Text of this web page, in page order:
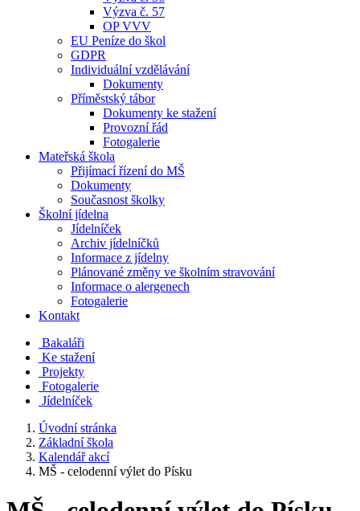
Výzva č. 57
OP VVV
EU Peníze do škol
GDPR
Individuální vzdělávání
Dokumenty
Příměstský tábor
Dokumenty ke stažení
Provozní řád
Fotogalerie
Mateřská škola
Přijímací řízení do MŠ
Dokumenty
Současnost školky
Školní jídelna
Jídelníček
Archiv jídelníčků
Informace z jídelny
Plánované změny ve školním stravování
Informace o alergenech
Fotogalerie
Kontakt
Bakaláři
Ke stažení
Projekty
Fotogalerie
Jídelníček
Úvodní stránka
Základní škola
Kalendář akcí
MŠ - celodenní výlet do Písku